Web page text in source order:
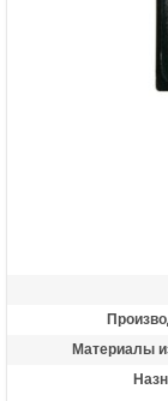
Материалы